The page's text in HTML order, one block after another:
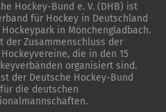
Hockey-Bund e. V. (DHB) ist
für Hockey in Deutschland
in Mönchengladbach.
der Zusammenschluss der
die in den 15
organisiert sind.
der Deutsche Hockey-Bund
die deutschen